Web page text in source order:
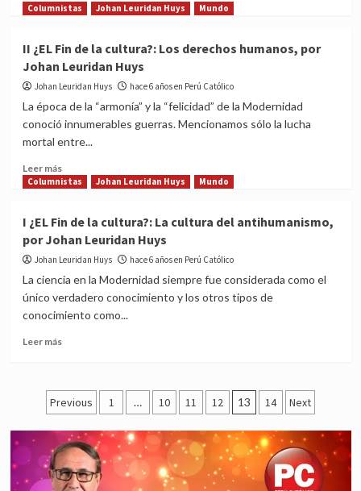
more
¿EL
Fin
de
La
conexión
amor
con
verdad,
por
Huys
Columnistas Johan Leuridan Huys Mundo
II ¿EL Fin de la cultura?: Los derechos humanos, por
Johan Leuridan Huys
Johan Leuridan Huys hace 6 años en Perú Católico
La época de la “armonía” y la “felicidad” de la Modernidad
conoció innumerables guerras. Mencionamos sólo la lucha
mortal entre...
Leer másRead
more
¿EL
Fin
de
la
Los
derechos
Huys
Columnistas Johan Leuridan Huys Mundo
I ¿EL Fin de la cultura?: La cultura del antihumanismo,
por Johan Leuridan Huys
Johan Leuridan Huys hace 6 años en Perú Católico
La ciencia en la Modernidad siempre fue considerada como el
único verdadero conocimiento y los otros tipos de
conocimiento como...
Leer másRead
¿EL
Fin
de
la
cultura?:
La
Posts
pagination
Previous 1 … 10 11 12 13 14 Next